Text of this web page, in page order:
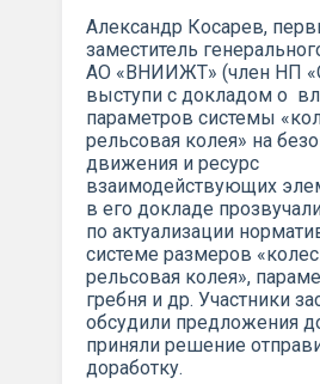
Александр Косарев,
заместитель
АО «ВНИИЖТ» (член НП
выступи с докладом о
параметров системы
рельсовая колея» на
движения и ресурс
взаимодействующих
в его докладе
по актуализации
системе размеров
рельсовая колея»,
гребня и др. Участники
обсудили предложения
приняли решение
доработку.